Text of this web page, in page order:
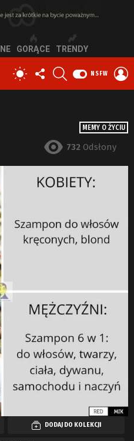
GORĄCE TRENDY
PRZEŁĄCZ
SKÓRKĘ
OBSERWUJ
NAS
NSFW
MEMY O ŻYCIU
732 Odsłony
DODAJ DO KOLEKCJI